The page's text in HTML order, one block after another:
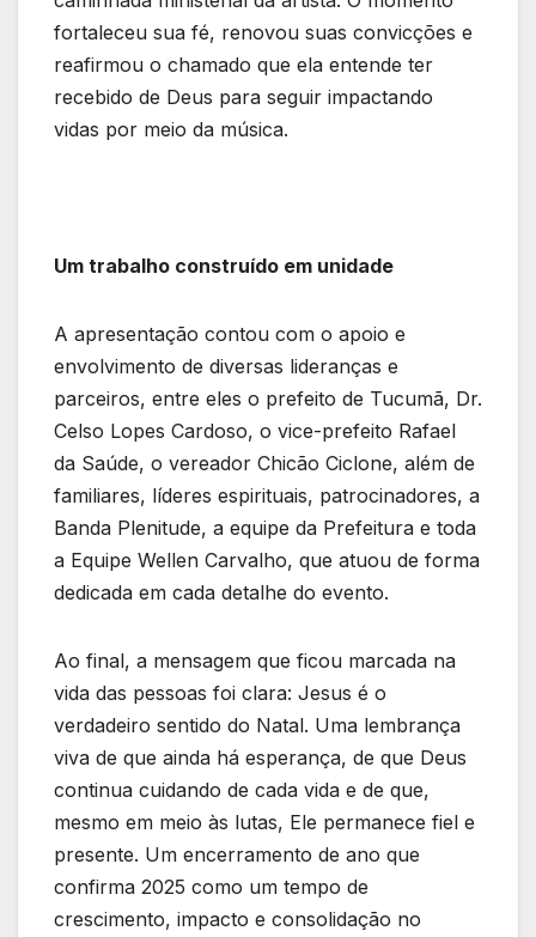
fortaleceu sua fé, renovou suas convicções e
reafirmou o chamado que ela entende ter
recebido de Deus para seguir impactando
vidas por meio da música.
Um trabalho construído em unidade
A apresentação contou com o apoio e
envolvimento de diversas lideranças e
parceiros, entre eles o prefeito de Tucumã, Dr.
Celso Lopes Cardoso, o vice-prefeito Rafael
da Saúde, o vereador Chicão Ciclone, além de
familiares, líderes espirituais, patrocinadores, a
Banda Plenitude, a equipe da Prefeitura e toda
a Equipe Wellen Carvalho, que atuou de forma
dedicada em cada detalhe do evento.
Ao final, a mensagem que ficou marcada na
vida das pessoas foi clara: Jesus é o
verdadeiro sentido do Natal. Uma lembrança
viva de que ainda há esperança, de que Deus
continua cuidando de cada vida e de que,
mesmo em meio às lutas, Ele permanece fiel e
presente. Um encerramento de ano que
confirma 2025 como um tempo de
crescimento, impacto e consolidação no